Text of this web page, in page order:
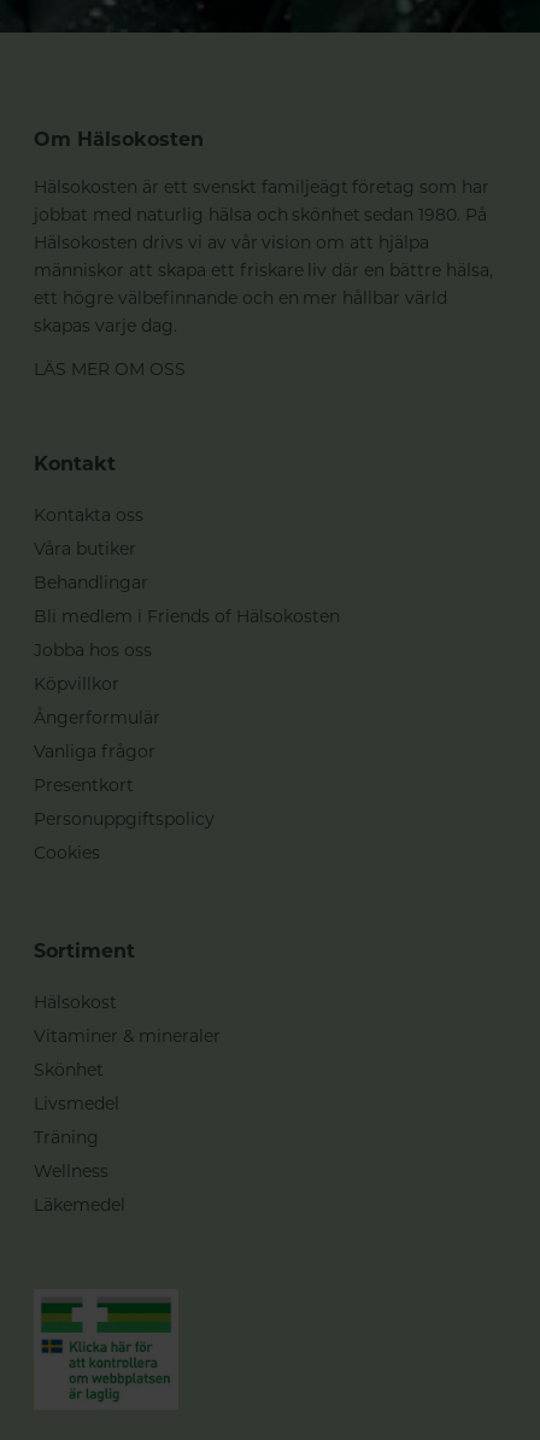
Om Hälsokosten
Hälsokosten är ett svenskt familjeägt företag som har
jobbat med naturlig hälsa och skönhet sedan 1980. På
Hälsokosten drivs vi av vår vision om att hjälpa
människor att skapa ett friskare liv där en bättre hälsa,
ett högre välbefinnande och en mer hållbar värld
skapas varje dag.
LÄS MER OM OSS
Kontakt
Kontakta oss
Våra butiker
Behandlingar
Bli medlem i Friends of Hälsokosten
Jobba hos oss
Köpvillkor
Ångerformulär
Vanliga frågor
Presentkort
Personuppgiftspolicy
Cookies
Sortiment
Hälsokost
Vitaminer & mineraler
Skönhet
Livsmedel
Träning
Wellness
Läkemedel